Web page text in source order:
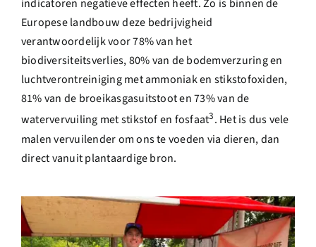
indicatoren negatieve effecten heeft. Zo is binnen de
Europese landbouw deze bedrijvigheid
verantwoordelijk voor 78% van het
biodiversiteitsverlies, 80% van de bodemverzuring en
luchtverontreiniging met ammoniak en stikstofoxiden,
81% van de broeikasgasuitstoot en 73% van de
watervervuiling met stikstof en fosfaat3. Het is dus vele
malen vervuilender om ons te voeden via dieren, dan
direct vanuit plantaardige bron.